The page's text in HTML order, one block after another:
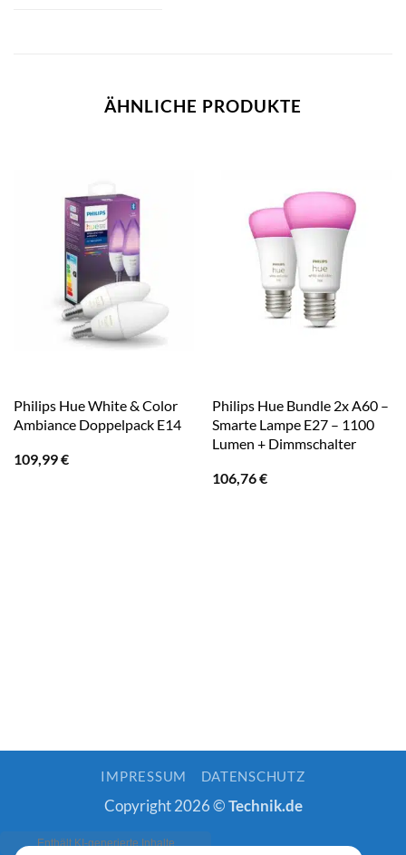
ÄHNLICHE PRODUKTE
Philips Hue White & Color
Ambiance Doppelpack E14
109,99€
Philips Hue Bundle 2x A60 –
Smarte Lampe E27 – 1100
Lumen + Dimmschalter
106,76€
IMPRESSUM DATENSCHUTZ
Copyright 2026 ©Technik.de